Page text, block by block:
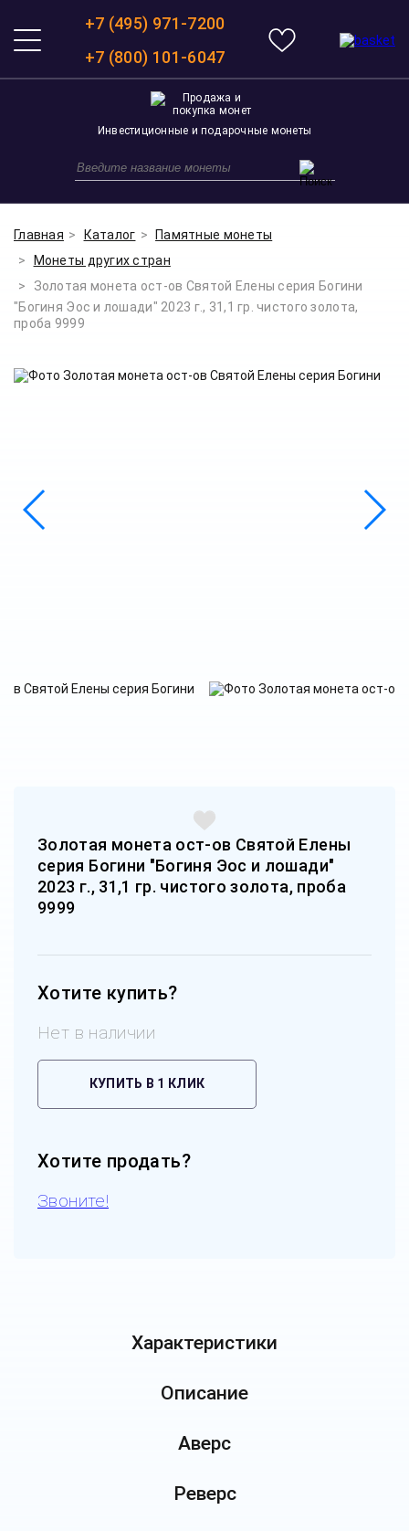
+7 (495) 971-7200
+7 (800) 101-6047
Инвестиционные и подарочные монеты
Главная Каталог
Памятные монеты
Монеты других стран
Золотая монета ост-ов Святой Елены серия Богини
"Богиня Эос и лошади" 2023 г., 31,1 гр. чистого золота,
проба 9999
Золотая монета ост-ов Святой Елены
серия Богини "Богиня Эос и лошади"
2023 г., 31,1 гр. чистого золота, проба
9999
Хотите купить?
Нет в наличии
КУПИТЬ В 1 КЛИК
Хотите продать?
Звоните!
Характеристики
Описание
Аверс
Реверс